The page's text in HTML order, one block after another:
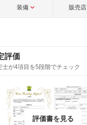
装備 販売店
評価
士が4項目を5段階でチェック
評価書を見る